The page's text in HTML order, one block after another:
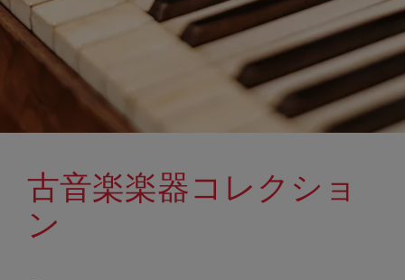
古音楽楽器コレクショ
ン